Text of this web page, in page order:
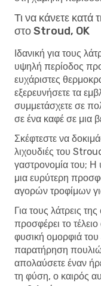
Τι να κάνετε κατά
στο Stroud, OK
Ιδανική για τους
υψηλή περίοδος
ευχάριστες
εξερευνήσετε τα
συμμετάσχετε σε
σε ένα καφέ σε μια
Σκέφτεστε να
λιχουδιές του
γαστρονομία του;
μια ευρύτερη
αγορών τροφίμων
Για τους λάτρεις
προσφέρει το
φυσική ομορφιά του
παρατήρηση
απολαύσετε έναν
τη φύση, ο καιρός